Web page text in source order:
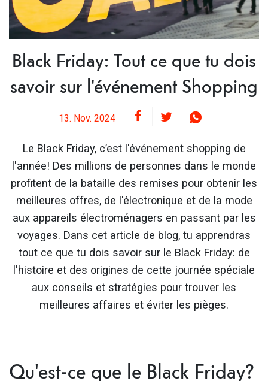
Black Friday: Tout ce que tu dois
savoir sur l'événement Shopping
13. Nov. 2024
Le Black Friday, c’est l'événement shopping de
l'année! Des millions de personnes dans le monde
profitent de la bataille des remises pour obtenir les
meilleures offres, de l'électronique et de la mode
aux appareils électroménagers en passant par les
voyages. Dans cet article de blog, tu apprendras
tout ce que tu dois savoir sur le Black Friday: de
l'histoire et des origines de cette journée spéciale
aux conseils et stratégies pour trouver les
meilleures affaires et éviter les pièges.
Qu'est-ce que le Black Friday?